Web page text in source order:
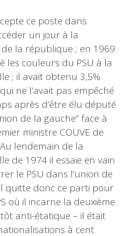
ce poste dans
un jour à la
la république ; en 1969
les couleurs du PSU à la
; il avait obtenu 3,5%
ne l’avait pas empêché
après d’être élu député
de la gauche” face à
ministre COUVE de
Au lendemain de la
de 1974 il essaie en vain
le PSU dans l’union de
quitte donc ce parti pour
où il incarne la deuxième
anti-étatique – il était
à cent